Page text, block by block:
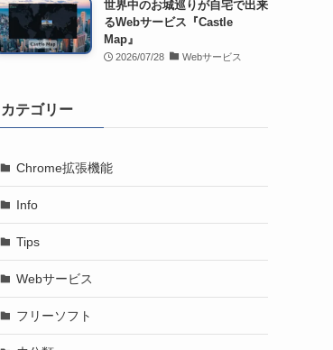
世界中のお城巡りが自宅で出来
るWebサービス『Castle
Map』
2026/07/28 Webサービス
カテゴリー
Chrome拡張機能
Info
Tips
Webサービス
フリーソフト